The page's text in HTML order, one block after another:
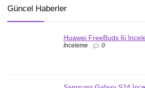
Güncel Haberler
Huawei FreeBuds 6i
İnceleme 0